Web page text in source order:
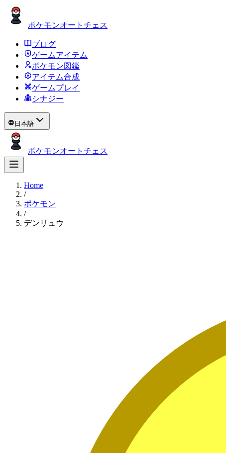
ポケモンオートチェス
ブログ
ゲームアイテム
ポケモン図鑑
アイテム合成
ゲームプレイ
シナジー
日本語
ポケモンオートチェス
Home
/
ポケモン
/
デンリュウ